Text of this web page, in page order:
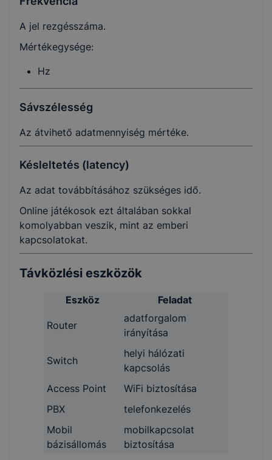
A jel rezgésszáma.
Mértékegysége:
Hz
Sávszélesség
Az átvihető adatmennyiség mértéke.
Késleltetés (latency)
Az adat továbbításához szükséges idő.
Online játékosok ezt általában sokkal
komolyabban veszik, mint az emberi
kapcsolatokat.
Távközlési eszközök
Eszköz Feladat
Router
adatforgalom
irányítása
Switch
helyi hálózati
kapcsolás
Access Point
WiFi biztosítása
PBX
telefonkezelés
Mobil
bázisállomás
mobilkapcsolat
biztosítása